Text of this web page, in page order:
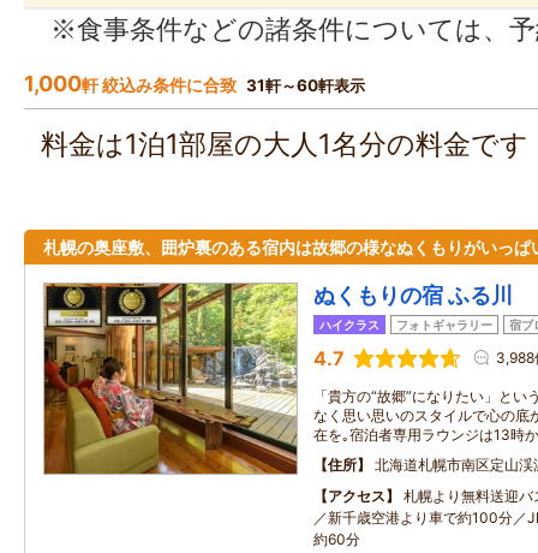
※食事条件などの諸条件については、
1,000軒 絞込み条件に合致 31軒～60軒表示
料金は1泊1部屋の大人1名分の料金で
札幌の奥座敷、囲炉裏のある宿内は故郷の様なぬくもりがいっぱ
ぬくもりの宿 ふる川
ハイクラス フォトギャラリー 宿ブ
4.7 3,988
「貴方の“故郷”になりたい」と
なく思い思いのスタイルで心の底
在を｡宿泊者専用ラウンジは13時
住所
北海道札幌市南区定山
アクセス
札幌より無料送迎
／新千歳空港より車で約100分／
約60分